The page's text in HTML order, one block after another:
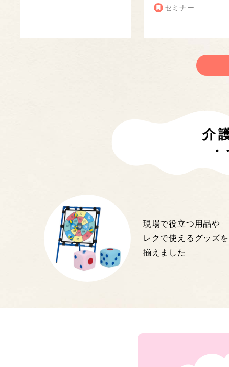
セミナー
介
現場で役立つ用品や
レクで使えるグッズを
揃えました